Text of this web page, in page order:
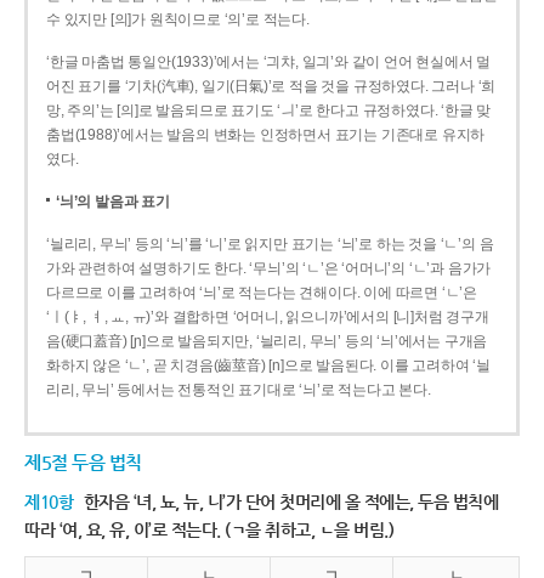
수 있지만 [의]가 원칙이므로 ‘의’로 적는다.
‘한글 마춤법 통일안(1933)’에서는 ‘긔챠, 일긔’와 같이 언어 현실에서 멀
어진 표기를 ‘기차(汽車), 일기(日氣)’로 적을 것을 규정하였다. 그러나 ‘희
망, 주의’는 [의]로 발음되므로 표기도 ‘ㅢ’로 한다고 규정하였다. ‘한글 맞
춤법(1988)’에서는 발음의 변화는 인정하면서 표기는 기존대로 유지하
였다.
‘늬’의 발음과 표기
‘늴리리, 무늬’ 등의 ‘늬’를 ‘니’로 읽지만 표기는 ‘늬’로 하는 것을 ‘ㄴ’의 음
가와 관련하여 설명하기도 한다. ‘무늬’의 ‘ㄴ’은 ‘어머니’의 ‘ㄴ’과 음가가
다르므로 이를 고려하여 ‘늬’로 적는다는 견해이다. 이에 따르면 ‘ㄴ’은
‘ㅣ(ㅑ, ㅕ, ㅛ, ㅠ)’와 결합하면 ‘어머니, 읽으니까’에서의 [니]처럼 경구개
음(硬口蓋音) [ɲ]으로 발음되지만, ‘늴리리, 무늬’ 등의 ‘늬’에서는 구개음
화하지 않은 ‘ㄴ’, 곧 치경음(齒莖音) [n]으로 발음된다. 이를 고려하여 ‘늴
리리, 무늬’ 등에서는 전통적인 표기대로 ‘늬’로 적는다고 본다.
제5절 두음 법칙
제10항 한자음 ‘녀, 뇨, 뉴, 니’가 단어 첫머리에 올 적에는, 두음 법칙에
따라 ‘여, 요, 유, 이’로 적는다. (ㄱ을 취하고, ㄴ을 버림.)